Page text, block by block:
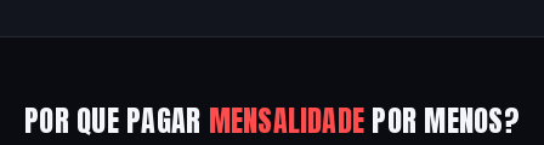
POR QUE PAGAR MENSALIDADEPOR MENOS?